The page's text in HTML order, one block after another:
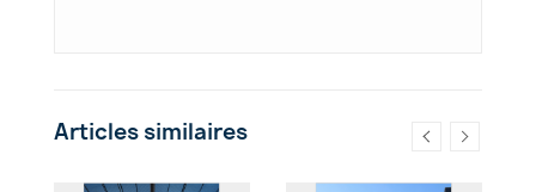
Articles similaires